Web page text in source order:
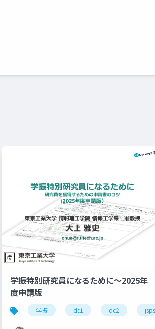
学振特別研究員になるために～2025年
度申請版
学振 dc1 dc2 jsps